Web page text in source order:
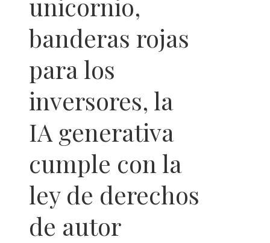
unicornio,
banderas rojas
para los
inversores, la
IA generativa
cumple con la
ley de derechos
de autor